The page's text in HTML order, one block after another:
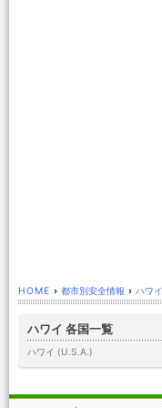
HOME › 都市別安全情報 › ハワイ
ハワイ 各国一覧
ハワイ (U.S.A.)